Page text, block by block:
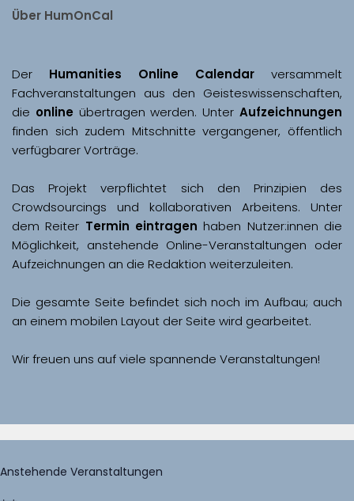
Über HumOnCal
Der Humanities Online Calendar versammelt
Fachveranstaltungen aus den Geisteswissenschaften,
die online übertragen werden. Unter Aufzeichnungen
finden sich zudem Mitschnitte vergangener, öffentlich
Das Projekt verpflichtet sich den Prinzipien des
Crowdsourcings und kollaborativen Arbeitens. Unter
dem Reiter Termin eintragen haben Nutzer:innen die
Möglichkeit, anstehende Online-Veranstaltungen oder
Aufzeichnungen an die Redaktion weiterzuleiten.
Die gesamte Seite befindet sich noch im Aufbau; auch
Wir freuen uns auf viele spannende Veranstaltungen!
Anstehende Veranstaltungen